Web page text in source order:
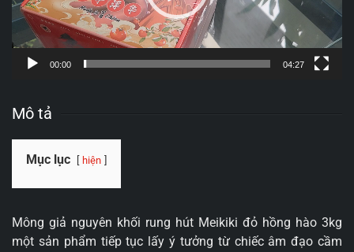
00:00 04:27
Mô tả
Mục lục hiện
Mông giả nguyên khối rung hút Meikiki đỏ hồng hào 3kg
một sản phẩm tiếp tục lấy ý tưởng từ chiếc âm đạo cầm